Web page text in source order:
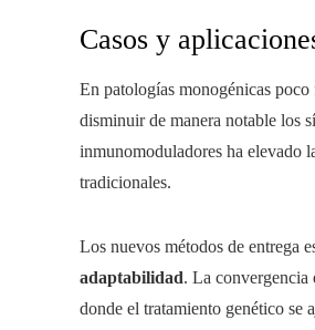
Casos y
En patologías monogénicas
disminuir de manera notable los
inmunomoduladores ha elevado
tradicionales.
Los nuevos métodos de entrega
adaptabilidad. La convergencia
donde el tratamiento genético se